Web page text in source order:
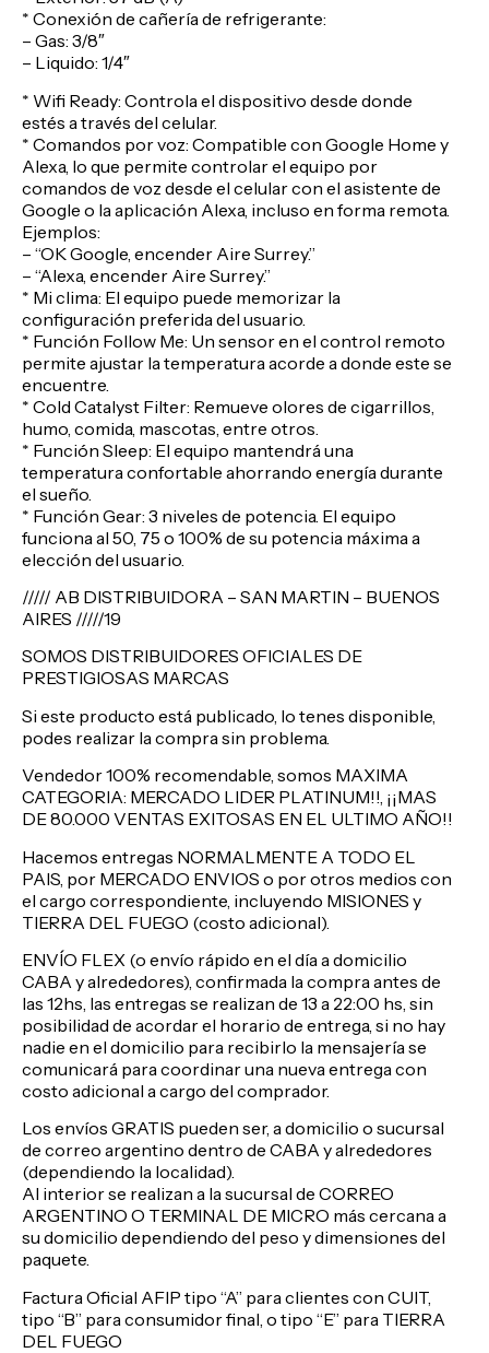
* Conexión de cañería de refrigerante:
– Gas: 3/8″
– Liquido: 1/4″
* Wifi Ready: Controla el dispositivo desde donde
estés a través del celular.
* Comandos por voz: Compatible con Google Home y
Alexa, lo que permite controlar el equipo por
comandos de voz desde el celular con el asistente de
Google o la aplicación Alexa, incluso en forma remota.
Ejemplos:
– “OK Google, encender Aire Surrey.”
– “Alexa, encender Aire Surrey.”
* Mi clima: El equipo puede memorizar la
configuración preferida del usuario.
* Función Follow Me: Un sensor en el control remoto
permite ajustar la temperatura acorde a donde este se
encuentre.
* Cold Catalyst Filter: Remueve olores de cigarrillos,
humo, comida, mascotas, entre otros.
* Función Sleep: El equipo mantendrá una
temperatura confortable ahorrando energía durante
el sueño.
* Función Gear: 3 niveles de potencia. El equipo
funciona al 50, 75 o 100% de su potencia máxima a
elección del usuario.
///// AB DISTRIBUIDORA – SAN MARTIN – BUENOS
AIRES /////19
SOMOS DISTRIBUIDORES OFICIALES DE
PRESTIGIOSAS MARCAS
Si este producto está publicado, lo tenes disponible,
podes realizar la compra sin problema.
Vendedor 100% recomendable, somos MAXIMA
CATEGORIA: MERCADO LIDER PLATINUM!!, ¡¡MAS
DE 80.000 VENTAS EXITOSAS EN EL ULTIMO AÑO!!
Hacemos entregas NORMALMENTE A TODO EL
PAIS, por MERCADO ENVIOS o por otros medios con
el cargo correspondiente, incluyendo MISIONES y
TIERRA DEL FUEGO (costo adicional).
ENVÍO FLEX (o envío rápido en el día a domicilio
CABA y alrededores), confirmada la compra antes de
las 12hs, las entregas se realizan de 13 a 22:00 hs, sin
posibilidad de acordar el horario de entrega, si no hay
nadie en el domicilio para recibirlo la mensajería se
comunicará para coordinar una nueva entrega con
costo adicional a cargo del comprador.
Los envíos GRATIS pueden ser, a domicilio o sucursal
de correo argentino dentro de CABA y alrededores
(dependiendo la localidad).
Al interior se realizan a la sucursal de CORREO
ARGENTINO O TERMINAL DE MICRO más cercana a
su domicilio dependiendo del peso y dimensiones del
paquete.
Factura Oficial AFIP tipo “A” para clientes con CUIT,
tipo “B” para consumidor final, o tipo “E” para TIERRA
DEL FUEGO